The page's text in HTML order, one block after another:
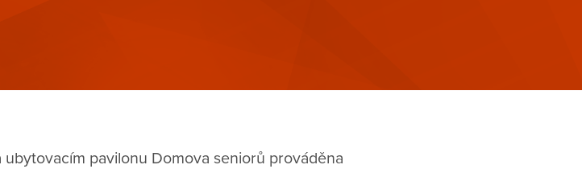
pavilonu Domova seniorů prováděna